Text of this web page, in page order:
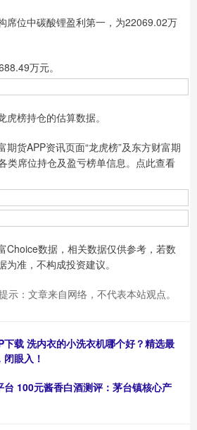
位中碳酸锂盈利第一，为22069.02万
万元。
榜持仓的估算数据。
货APP资讯页面“龙虎榜”及东方财富期
类席位持仓及盈亏榜单信息。点此查看
数据，相关数据仅供参考，若数
准，不构成投资建议。
示：文章来自网络，不代表本站观点。
下载 洗内衣的小洗衣机哪个好？精选最
眼入！
台 100元酱香白酒测评：茅台镇核心产